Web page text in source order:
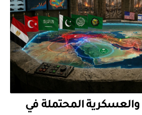
والعسكرية المحتملة في